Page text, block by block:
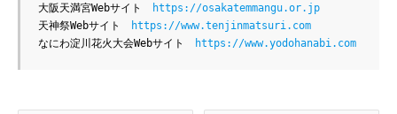
大阪天満宮Webサイト
https://osakatemmangu.or.jp
天神祭Webサイト
https://www.tenjinmatsuri.com
なにわ淀川花火大会Webサイト
https://www.yodohanabi.com